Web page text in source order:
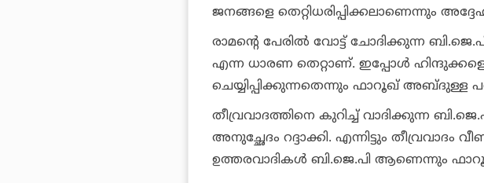
ജനങ്ങളെ തെറ്റിധരിപ്പിക്കലാണെന്നും
രാമന്റെ പേരില്‍ വോട്ട് ചോദിക്കുന്ന
എന്ന ധാരണ തെറ്റാണ്. ഇപ്പോള്‍
ചെയ്യിപ്പിക്കുന്നതെന്നും ഫാറൂഖ് അബ്ദുള്ള
തീവ്രവാദത്തിനെ കുറിച്ച് വാദിക്കുന്ന
അനുച്ഛേദം റദ്ദാക്കി. എന്നിട്ടും
ഉത്തരവാദികള്‍ ബി.ജെ.പി ആണെന്നും